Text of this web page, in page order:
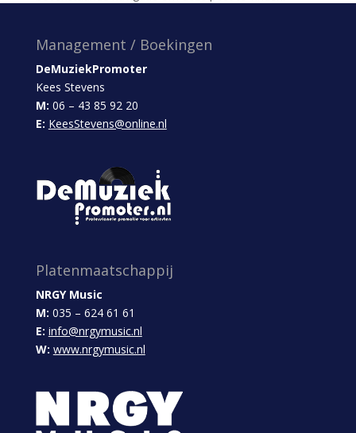
Management / Boekingen
DeMuziekPromoter
Kees Stevens
M: 06 – 43 85 92 20
E: KeesStevens@online.nl
Platenmaatschappij
NRGY Music
M: 035 – 624 61 61
E: info@nrgymusic.nl
W: www.nrgymusic.nl